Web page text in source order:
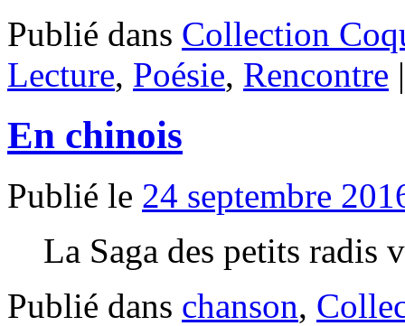
Publié dans Collection
Lecture, Poésie, Rencontre |
En chinois
Publié le 24 septembre
La Saga des petits radis
Publié dans chanson,